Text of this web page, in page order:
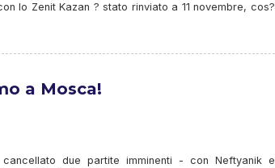
lo Zenit Kazan ? stato rinviato a 11 novembre, cos?
a Mosca!
cancellato due partite imminenti - con Neftyanik e